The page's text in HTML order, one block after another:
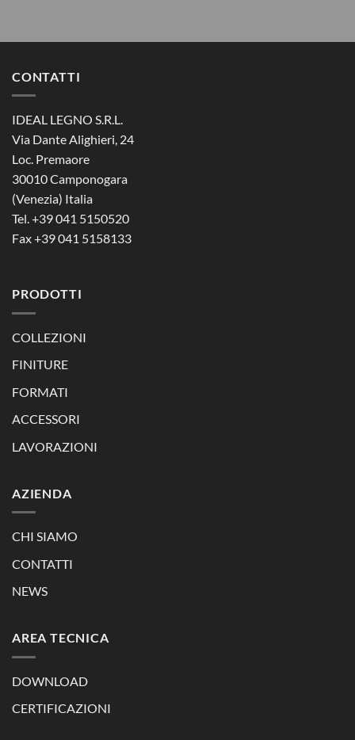
CONTATTI
IDEAL LEGNO S.R.L.
Via Dante Alighieri, 24
Loc. Premaore
30010 Camponogara
(Venezia) Italia
Tel. +39 041 5150520
Fax +39 041 5158133
PRODOTTI
COLLEZIONI
FINITURE
FORMATI
ACCESSORI
LAVORAZIONI
AZIENDA
CHI SIAMO
CONTATTI
NEWS
AREA TECNICA
DOWNLOAD
CERTIFICAZIONI